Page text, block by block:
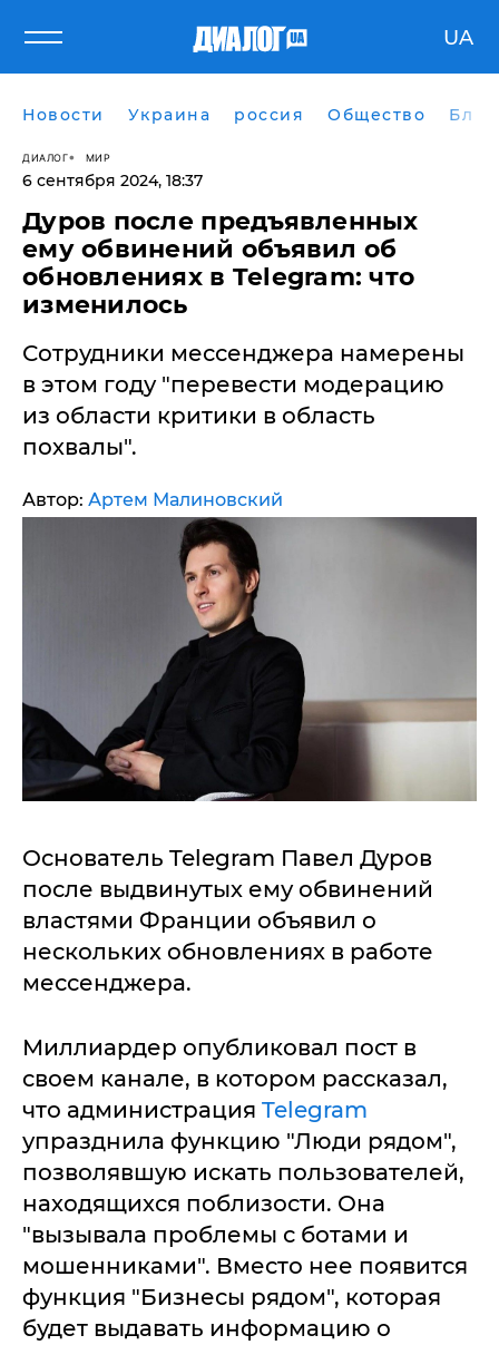
UA
Новости Украина россия Общество
ДИАЛОГ МИР
6 сентября 2024, 18:37
Дуров после предъявленных
ему обвинений объявил об
обновлениях в Telegram: что
изменилось
Сотрудники мессенджера намерены
в этом году "перевести модерацию
из области критики в область
похвалы".
Автор: Артем Малиновский
Основатель Telegram Павел Дуров
после выдвинутых ему обвинений
властями Франции объявил о
нескольких обновлениях в работе
мессенджера.
Миллиардер опубликовал пост в
своем канале, в котором рассказал,
что администрация Telegram
упразднила функцию "Люди рядом",
позволявшую искать пользователей,
находящихся поблизости. Она
"вызывала проблемы с ботами и
мошенниками". Вместо нее появится
функция "Бизнесы рядом", которая
будет выдавать информацию о